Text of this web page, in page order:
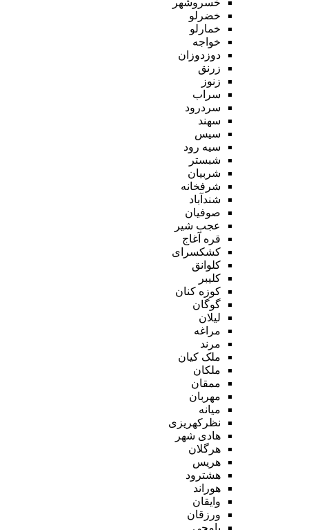
خضرلو
خمارلو
خواجه
دوزدوزان
زرنق
زنوز
سراب
سردرود
سهند
سیس
سیه رود
شبستر
شربیان
شرفخانه
شندآباد
صوفیان
عجب شیر
قره آغاج
کشکسرای
کلوانق
کلیبر
کوزه کنان
گوگان
لیلان
مراغه
مرند
ملک کیان
ملکان
ممقان
مهربان
میانه
نظرکهریزی
هادی شهر
هرگلان
هریس
هشترود
هوراند
وایقان
ورزقان
یامچی